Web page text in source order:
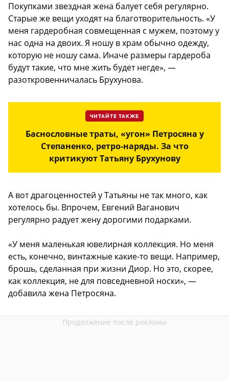
Покупками звездная жена балует себя регулярно.
Старые же вещи уходят на благотворительность. «У
меня гардеробная совмещенная с мужем, поэтому у
нас одна на двоих. Я ношу в храм обычно одежду,
которую не ношу сама. Иначе размеры гардероба
будут такие, что мне жить будет негде», —
разоткровенничалась Брухунова.
ЧИТАЙТЕ ТАКЖЕ
Баснословные траты, «угон» Петросяна у
Степаненко, ретро-наряды. За что
критикуют Татьяну Брухунову
А вот драгоценностей у Татьяны не так много, как
хотелось бы. Впрочем, Евгений Ваганович
регулярно радует жену дорогими подарками.
«У меня маленькая ювелирная коллекция. Но меня
есть, конечно, винтажные какие-то вещи. Например,
брошь, сделанная при жизни Диор. Но это, скорее,
как коллекция, не для повседневной носки», —
добавила жена Петросяна.